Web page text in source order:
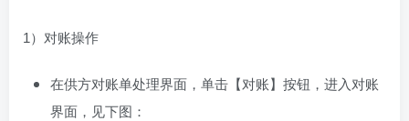
1）对账操作
在供方对账单处理界面，单击【对账】按钮，进入对账
界面，见下图：